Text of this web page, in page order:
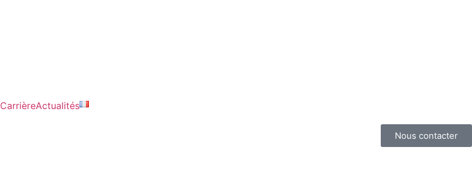
CarrièreActualités
Nous contacter